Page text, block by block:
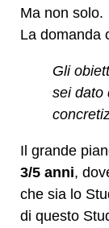
Ma non solo.
La domanda
Gli
sei dato
Il grande
3/5 anni,
che sia lo
di questo